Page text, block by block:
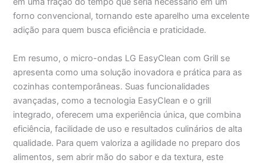
forno convencional, tornando este aparelho uma excelente
adição para quem busca eficiência e praticidade.
Em resumo, o micro-ondas LG EasyClean com Grill se
apresenta como uma solução inovadora e prática para as
cozinhas contemporâneas. Suas funcionalidades
avançadas, como a tecnologia EasyClean e o grill
integrado, oferecem uma experiência única, que combina
eficiência, facilidade de uso e resultados culinários de alta
qualidade. Para quem valoriza a agilidade no preparo dos
alimentos, sem abrir mão do sabor e da textura, este